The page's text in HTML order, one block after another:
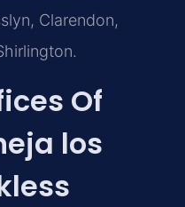
Clarendon,
Of
los